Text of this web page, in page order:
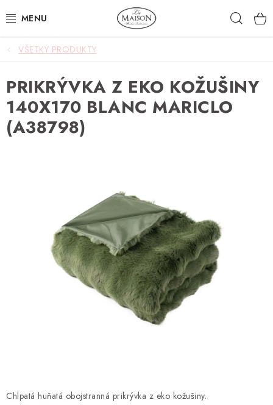
na
NOVINKY
AKCIA
ZÁHRADA
STOLOVANIE
DARČEKOVÉ POUKÁŽKY
VŠETKY PRODUKTY
Chlpatá huňatá obojstranná prikrývka z eko kožušiny.
PRIKRÝVKA Z EKO KOŽUŠINY
140X170 BLANC MARICLO
(A38798)